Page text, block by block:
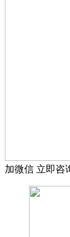
加微信 立即咨